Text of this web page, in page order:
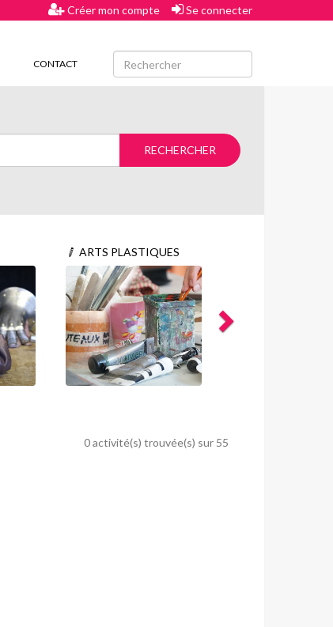
Créer mon compte Se connecter
CONTACT
ARTS PLASTIQUES
0 activité(s) trouvée(s) sur 55